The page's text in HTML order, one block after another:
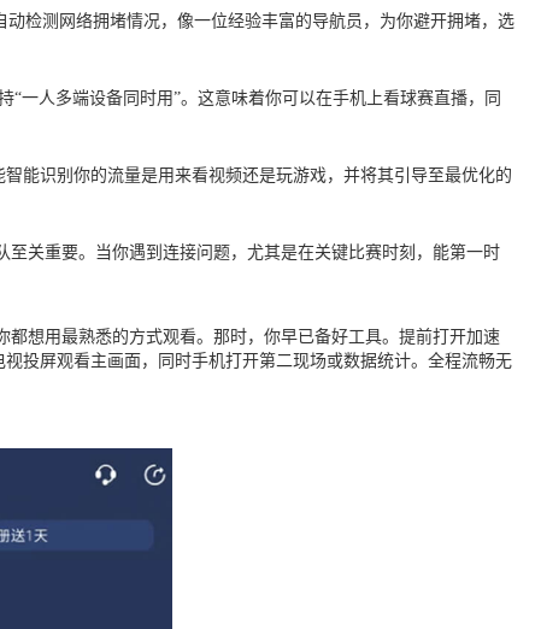
检测网络拥堵情况，像一位经验丰富的导航员，为你避开拥堵，选
一人多端设备同时用”。这意味着你可以在手机上看球赛直播，同
能识别你的流量是用来看视频还是玩游戏，并将其引导至最优化的
关重要。当你遇到连接问题，尤其是在关键比赛时刻，能第一时
想用最熟悉的方式观看。那时，你早已备好工具。提前打开加速
投屏观看主画面，同时手机打开第二现场或数据统计。全程流畅无